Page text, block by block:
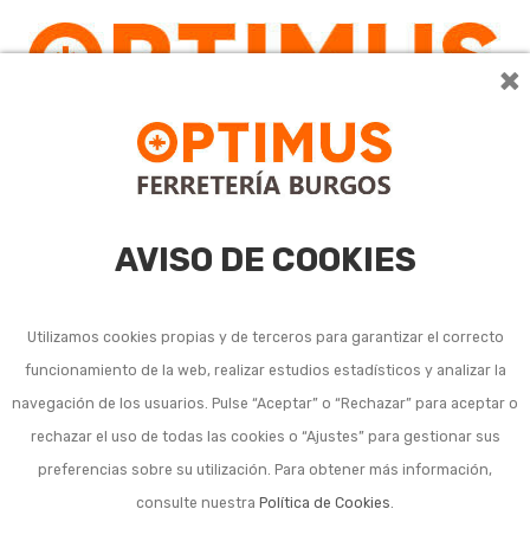
×
AVISO DE COOKIES
Utilizamos cookies propias y de terceros para garantizar el correcto
funcionamiento de la web, realizar estudios estadísticos y analizar la
navegación de los usuarios. Pulse “Aceptar” o “Rechazar” para aceptar o
rechazar el uso de todas las cookies o “Ajustes” para gestionar sus
preferencias sobre su utilización. Para obtener más información,
consulte nuestra Política de Cookies.
Sobre nosotros
FERRETERÍA BURGOS, SALOU